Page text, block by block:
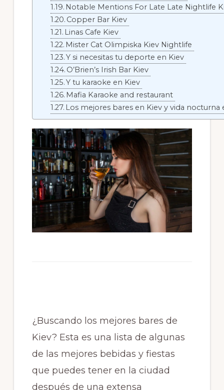
Notable Mentions For Late Late Nightlife
Copper Bar Kiev
Linas Cafe Kiev
Mister Cat Olimpiska Kiev Nightlife
Y si necesitas tu deporte en Kiev
O’Brien’s Irish Bar Kiev
Y tu karaoke en Kiev
Mafia Karaoke and restaurant
Los mejores bares en Kiev y vida nocturna
¿Buscando los mejores bares de
Kiev? Esta es una lista de algunas
de las mejores bebidas y fiestas
que puedes tener en la ciudad
después de una extensa